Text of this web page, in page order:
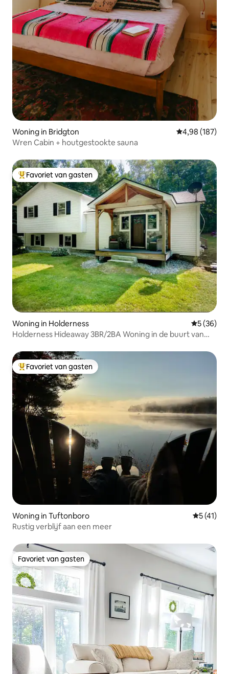
Woning in Bridgton Gemiddelde
4,98 (187)
Wren Cabin + houtgestookte sauna
Topfavoriet van gasten
Favoriet van gasten
Woning in Holderness
5 (36)
Holderness Hideaway 3BR/2BA Woning in de buurt van
Topfavoriet van gasten
Favoriet van gasten
Woning in Tuftonboro
5 (41)
Rustig verblijf aan een meer
Favoriet van gasten
Favoriet van gasten